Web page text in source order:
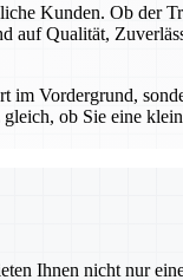
Kunden. Ob der
Qualität,
Vordergrund,
ob Sie eine
Ihnen nicht nur